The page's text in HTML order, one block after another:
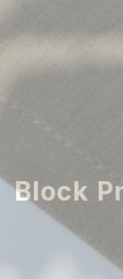
Block